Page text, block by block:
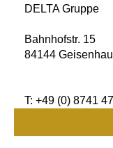
DELTA Gruppe
Bahnhofstr. 15
84144
T: ​+49 (0) 8741